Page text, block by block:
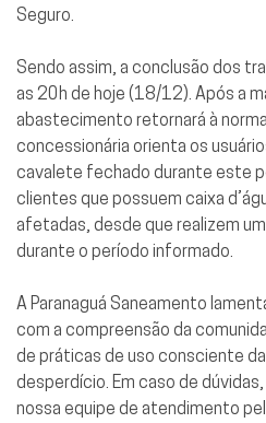
Seguro.
Sendo assim, a conclusão dos
as 20h de hoje (18/12). Após a
abastecimento retornará à
concessionária orienta os
cavalete fechado durante este
clientes que possuem caixa
afetadas, desde que realizem
durante o período informado.
A Paranaguá Saneamento
com a compreensão da
de práticas de uso consciente
desperdício. Em caso de
nossa equipe de atendimento